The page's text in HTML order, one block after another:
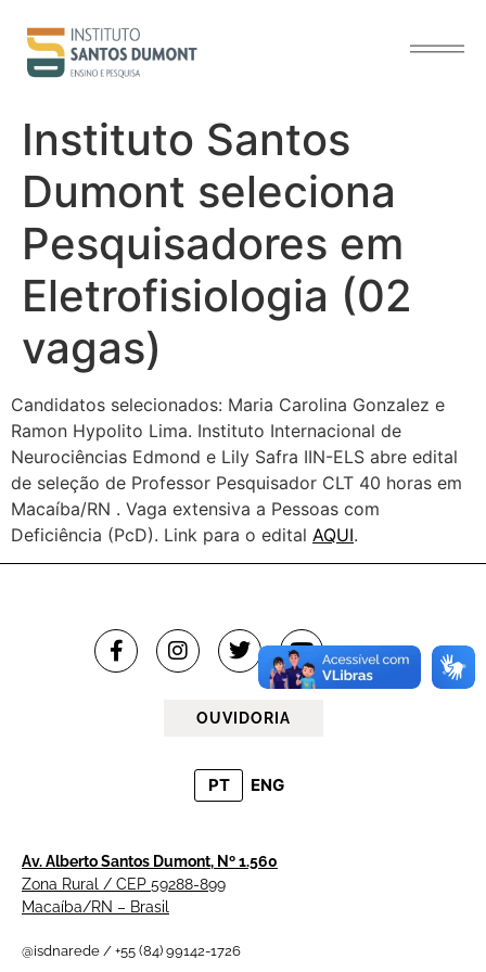
conteúdo
Instituto Santos
Dumont seleciona
Pesquisadores em
Eletrofisiologia (02
vagas)
Candidatos selecionados: Maria Carolina Gonzalez e
Ramon Hypolito Lima. Instituto Internacional de
Neurociências Edmond e Lily Safra IIN-ELS abre edital
de seleção de Professor Pesquisador CLT 40 horas em
Macaíba/RN . Vaga extensiva a Pessoas com
Deficiência (PcD). Link para o edital AQUI.
OUVIDORIA
PT ENG
Av. Alberto Santos Dumont, Nº 1.560
Zona Rural / CEP 59288-899
Macaíba/RN – Brasil
@isdnarede / +55 (84) 99142-1726